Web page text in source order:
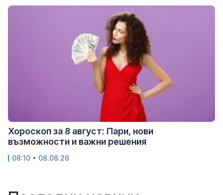
Хороскоп за 8 август: Пари, нови
възможности и важни решения
08:10 • 08.08.26